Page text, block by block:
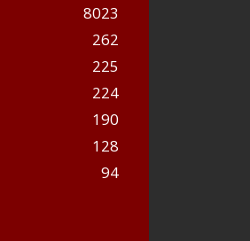
8023
262
225
224
190
128
94